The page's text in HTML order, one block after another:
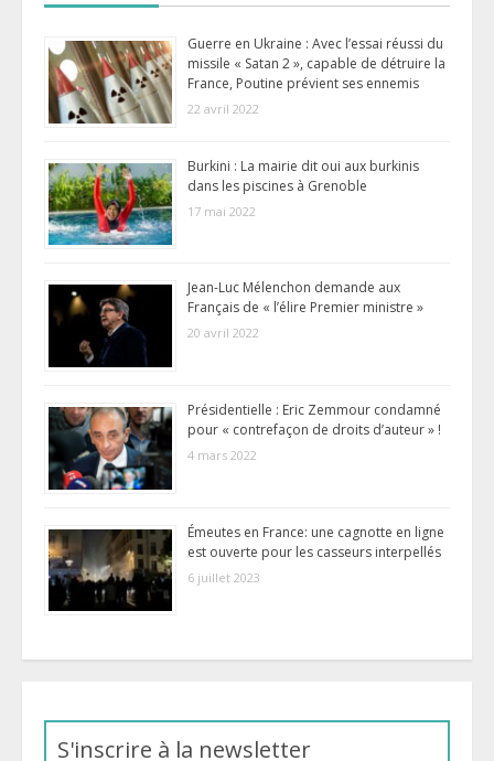
Guerre en Ukraine : Avec l’essai réussi du
missile « Satan 2 », capable de détruire la
France, Poutine prévient ses ennemis
22 avril 2022
Burkini : La mairie dit oui aux burkinis
dans les piscines à Grenoble
17 mai 2022
Jean-Luc Mélenchon demande aux
Français de « l’élire Premier ministre »
20 avril 2022
Présidentielle : Eric Zemmour condamné
pour « contrefaçon de droits d’auteur » !
4 mars 2022
Émeutes en France: une cagnotte en ligne
est ouverte pour les casseurs interpellés
6 juillet 2023
S'inscrire à la newsletter